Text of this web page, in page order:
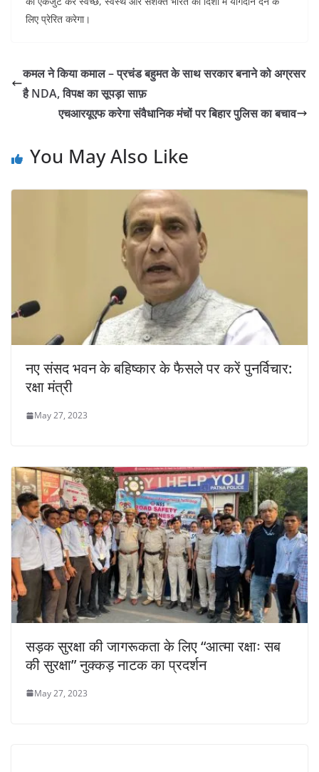
लिए प्रेरित करेगा।
कमल ने किया कमाल – प्रचंड बहुमत के साथ सरकार बनाने को अग्रसर
है NDA, विपक्ष का सूपड़ा साफ़
एचआरयूएफ करेगा संवैधानिक मंचों पर बिहार पुलिस का बचाव
You May Also Like
नए संसद भवन के बहिष्कार के फैसले पर करें पुनर्विचार:
रक्षा मंत्री
May 27, 2023
सड़क सुरक्षा की जागरूकता के लिए “आत्मा रक्षाः सब
की सुरक्षा” नुक्कड़ नाटक का प्रदर्शन
May 27, 2023